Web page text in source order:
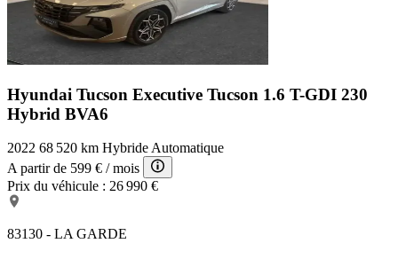
Hyundai Tucson Executive Tucson 1.6 T-GDI 230
Hybrid BVA6
2022 68 520 km Hybride Automatique
A partir de 599 € / mois
Prix du véhicule : 26 990 €
83130 - LA GARDE